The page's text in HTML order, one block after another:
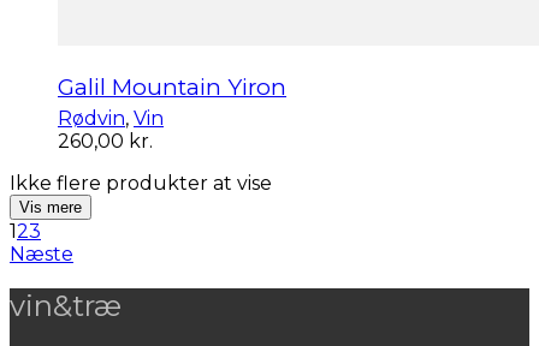
Galil Mountain Yiron
Rødvin, Vin
260,00 kr.
Ikke flere produkter at vise
Vis mere
123
Næste
vin&træ